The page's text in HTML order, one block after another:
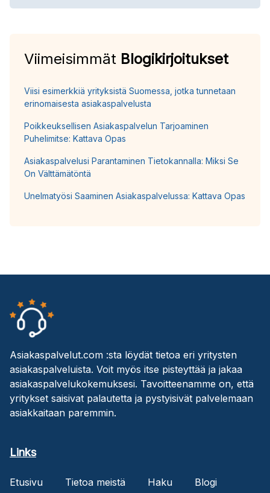
Viimeisimmät Blogikirjoitukset
Viisi esimerkkiä yrityksistä Suomessa, jotka tunnetaan
erinomaisesta asiakaspalvelusta
Poikkeuksellisen Asiakaspalvelun Tarjoaminen
Puhelimitse: Kattava Opas
Asiakaspalvelusi Parantaminen Tietokannalla: Miksi Se
On Välttämätöntä
Unelmatyösi Saaminen Asiakaspalvelussa: Kattava Opas
Asiakaspalvelut.com :sta löydät tietoa eri yritysten
asiakaspalveluista. Voit myös itse pisteyttää ja jakaa
asiakaspalvelukokemuksesi. Tavoitteenamme on, että
yritykset saisivat palautetta ja pystyisivät palvelemaan
asiakkaitaan paremmin.
Links
Etusivu Tietoa meistä Haku
Blogi